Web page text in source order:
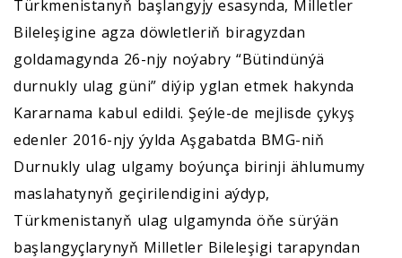
Türkmenistanyň başlangyjy esasynda, Milletler
Bileleşigine agza döwletleriň biragyzdan
goldamagynda 26-njy noýabry “Bütindünýä
durnukly ulag güni” diýip yglan etmek hakynda
Kararnama kabul edildi. Şeýle-de mejlisde çykyş
edenler 2016-njy ýylda Aşgabatda BMG-niň
Durnukly ulag ulgamy boýunça birinji ählumumy
maslahatynyň geçirilendigini aýdyp,
Türkmenistanyň ulag ulgamynda öňe sürýän
başlangyçlarynyň Milletler Bileleşigi tarapyndan